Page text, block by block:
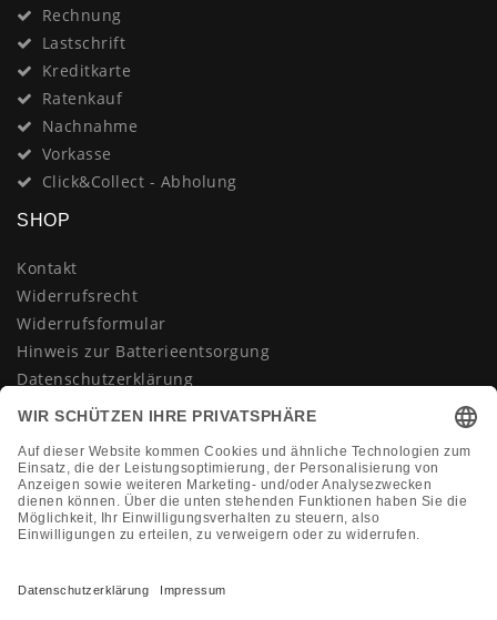
Rechnung
Lastschrift
Kreditkarte
Ratenkauf
Nachnahme
Vorkasse
Click&Collect - Abholung
SHOP
Kontakt
Widerrufsrecht
Widerrufsformular
Hinweis zur Batterieentsorgung
Datenschutzerklärung
AGB
Vertrag widerrufen
KONTAKT
+49 (0)2133 210433